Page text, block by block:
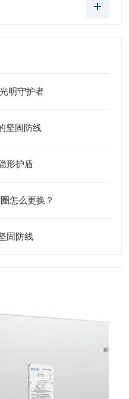
明守护者
坚固防线
形护盾
怎么更换？
固防线